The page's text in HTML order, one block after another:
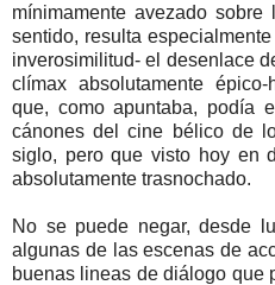
mínimamente avezado
sentido, resulta
inverosimilitud- el desenlace
clímax absolutamente épico-
que, como apuntaba, podía
cánones del cine bélico de
siglo, pero que visto hoy en
absolutamente trasnochado.
No se puede negar, desde
algunas de las escenas de
buenas lineas de diálogo que